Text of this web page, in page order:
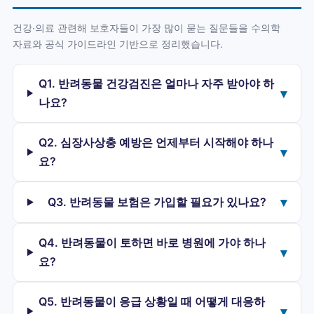
팩트 — 인슐린 폭발 메커니즘: - Cornell University CVM:
강아지 자일리톨 섭취 시 췌장에서 정상의 3~7배 인슐린
폭발적 분비 - 30~60분 내 극심한 저혈당(hypoglycemia) -
출혈·황달 동반 📌 기준 — Merck Veterinary Manual 임계값:
- 저혈당 임계: 100 mg/kg - 간부전 임계: 500 mg/kg - 1 in
- 5kg: 0.5g / 2.5g - 10kg: 1g / 5g - 20kg: 2g / 10g - 30kg:
3g / 15g 응급 대응 5단계: ①0~5분: 라벨·섭취량·시간 기록
절대 금지: - 구토 유도 X (저혈당 상태 악화) - 활성탄 X
볼루스·지속 주입 - 혈당 1~2시간마다 12시간+ 모니터링 - 간
효소 24시간마다 72시간+ 모니터링 - 500 mg/kg+ 시 간
예방 5원칙: ①약 매개체 = 땅콩 100% 단일 성분만 ②4가지
건강·의료 관련해 보호자들이 가장 많이 묻는 질문들을 수의학
자료와 공식 가이드라인 기반으로 정리했습니다.
Q1. 반려동물 건강검진은 얼마나 자주 받아야 하
나요?
▾
Q2. 심장사상충 예방은 언제부터 시작해야 하나
요?
▾
Q3. 반려동물 보험은 가입할 필요가 있나요? ▾
Q4. 반려동물이 토하면 바로 병원에 가야 하나
요?
▾
Q5. 반려동물이 응급 상황일 때 어떻게 대응하